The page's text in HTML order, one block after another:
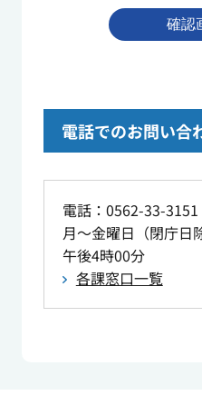
電話でのお問い合
電話：0562-33-3151
月～金曜日（閉庁日
午後4時00分
各課窓口一覧